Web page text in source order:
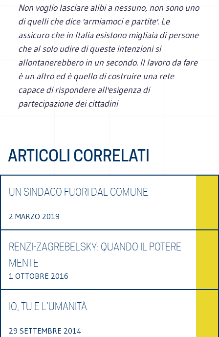
Non voglio lasciare alibi a nessuno, non sono uno
di quelli che dice 'armiamoci e partite'. Le
assicuro che in Italia esistono migliaia di persone
che al solo udire di queste intenzioni si
allontanerebbero in un secondo. Il lavoro da fare
è un altro ed è quello di costruire una rete
capace di rispondere all'esigenza di
partecipazione dei cittadini
ARTICOLI CORRELATI
UN SINDACO FUORI DAL COMUNE
2 MARZO 2019
RENZI-ZAGREBELSKY: QUANDO IL POTERE
MENTE
1 OTTOBRE 2016
IO, TU E L’UMANITÀ
29 SETTEMBRE 2014